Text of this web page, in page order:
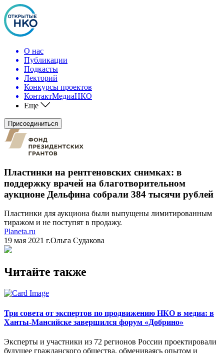
О нас
Публикации
Подкасты
Лекторий
Конкурсы проектов
КонтактМедиаНКО
Еще
Присоединиться
Пластинки на рентгеновских снимках: в
поддержку врачей на благотворительном
аукционе Дельфина собрали 384 тысячи рублей
Пластинки для аукциона были выпущены лимитированным
тиражом и не поступят в продажу.
Planeta.ru
19 мая 2021 г.Ольга Судакова
Читайте также
Три совета от экспертов по продвижению НКО в медиа: в
Ханты-Мансийске завершился форум «Добрино»
Эксперты и участники из 72 регионов России проектировали
будущее гражданского общества, обмениваясь опытом и